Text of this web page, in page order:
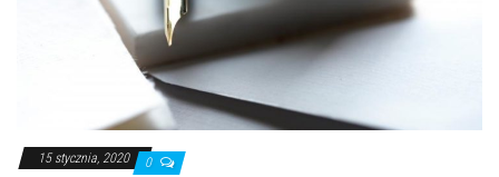
15 stycznia, 2020 0